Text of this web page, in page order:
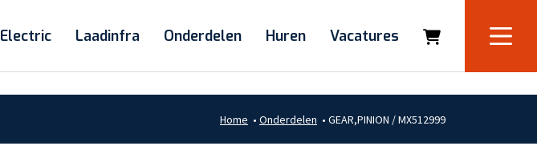
Electric Laadinfra Onderdelen Huren Vacatures
Home • Onderdelen • GEAR,PINION / MX512999